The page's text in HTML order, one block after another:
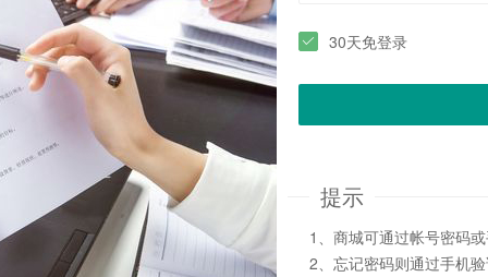
30天免登录
提示
1、商城可通过帐号密码
2、忘记密码则通过手机